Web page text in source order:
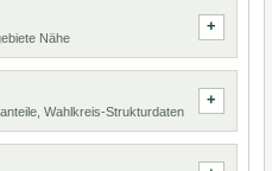
Nähe
Wahlkreis-Strukturdaten